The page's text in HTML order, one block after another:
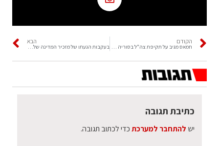
הקודם הבא
כתיבת תגובה
יש להתחבר למערכתכדי לכתוב תגובה.